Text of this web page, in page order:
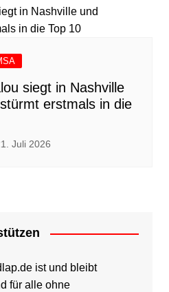
siegt in Nashville
erstmals in die
Juli 2026
ist und bleibt
für alle ohne